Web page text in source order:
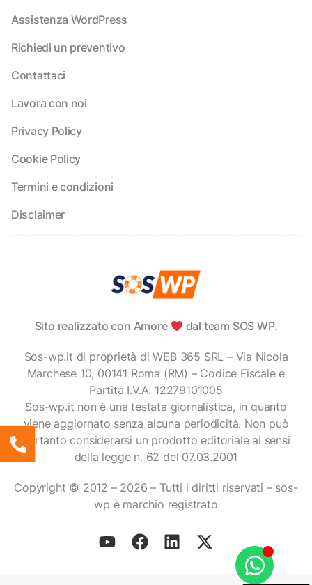
Assistenza WordPress
Richiedi un preventivo
Contattaci
Lavora con noi
Privacy Policy
Cookie Policy
Termini e condizioni
Disclaimer
Sito realizzato con Amore dal team SOS WP.
Sos-wp.it di proprietà di WEB 365 SRL – Via Nicola
Marchese 10, 00141 Roma (RM) – Codice Fiscale e
Partita I.V.A. 12279101005
Sos-wp.it non è una testata giornalistica, in quanto
viene aggiornato senza alcuna periodicità. Non può
pertanto considerarsi un prodotto editoriale ai sensi
della legge n. 62 del 07.03.2001
Copyright © 2012 – 2026 – Tutti i diritti riservati – sos-
wp è marchio registrato